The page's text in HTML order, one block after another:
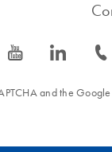
해야 하는 경우가
농도를 달성하는
자생물학 실험에
염료 또는 기질 등
icon_0077_youtube-s icon_0066_linkedin-s icon_0072_phone-s
and the Google